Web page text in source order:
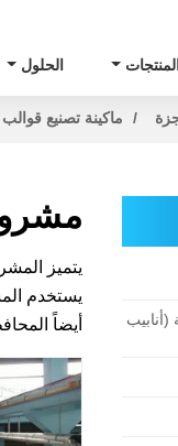
المنتجات الحلول
ماكينة تصنيع قوالب
مشروع
يستخدم
أيضاً
(أنابيب